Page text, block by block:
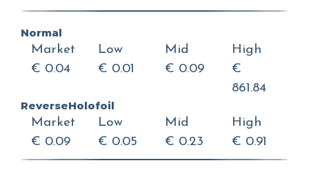
Normal
Market
€ 0.04
Low
€ 0.01
Mid
€ 0.09
High
€
861.84
ReverseHolofoil
Market
€ 0.09
Low
€ 0.05
Mid
€ 0.23
High
€ 0.91